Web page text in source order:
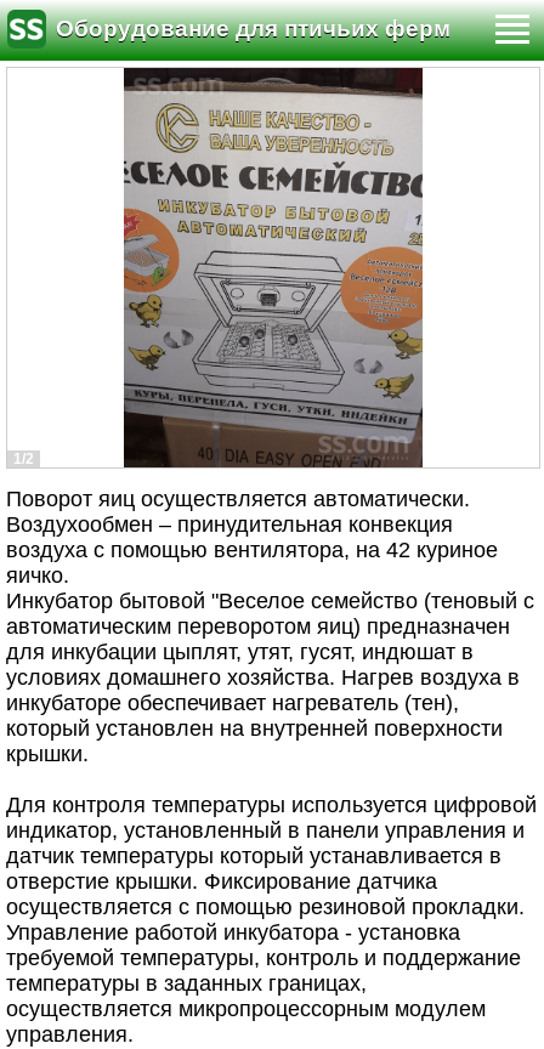
Оборудование для птичьих ферм
1/2
Поворот яиц осуществляется автоматически.
Воздухообмен – принудительная конвекция
воздуха с помощью вентилятора, на 42 куриное
яичко.
Инкубатор бытовой "Веселое семейство (теновый с
автоматическим переворотом яиц) предназначен
для инкубации цыплят, утят, гусят, индюшат в
условиях домашнего хозяйства. Нагрев воздуха в
инкубаторе обеспечивает нагреватель (тен),
который установлен на внутренней поверхности
крышки.
Для контроля температуры используется цифровой
индикатор, установленный в панели управления и
датчик температуры который устанавливается в
отверстие крышки. Фиксирование датчика
осуществляется с помощью резиновой прокладки.
Управление работой инкубатора - установка
требуемой температуры, контроль и поддержание
температуры в заданных границах,
осуществляется микропроцессорным модулем
управления.